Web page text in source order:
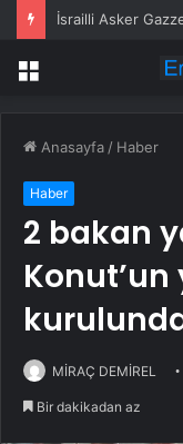
İsrailli Asker
Menü
Anasayfa / Haber
Haber
2 bakan
MİRAÇ DEMİREL
Bir dakikadan az